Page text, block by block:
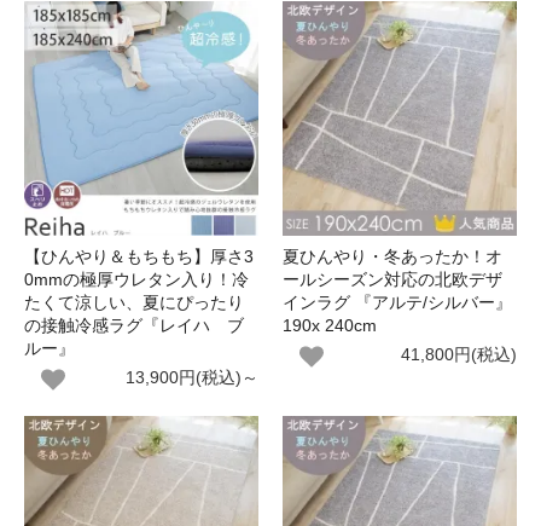
【ひんやり＆もちもち】厚さ3
0mmの極厚ウレタン入り！冷
たくて涼しい、夏にぴったり
の接触冷感ラグ『レイハ ブ
ルー』
13,900円(税込)～
夏ひんやり・冬あったか！オ
ールシーズン対応の北欧デザ
インラグ 『アルテ/シルバー』
190x 240cm
41,800円(税込)